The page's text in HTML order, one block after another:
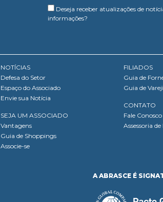
Deseja receber atualizações de
informações?
NOTÍCIAS
Defesa do Setor
Espaço do Associado
Envie sua Notícia
SEJA UM ASSOCIADO
Vantagens
Guia de Shoppings
Associe-se
FILIADOS
Guia de
Guia de
CONTATO
Fale Conosco
Assessoria
A ABRASCE É